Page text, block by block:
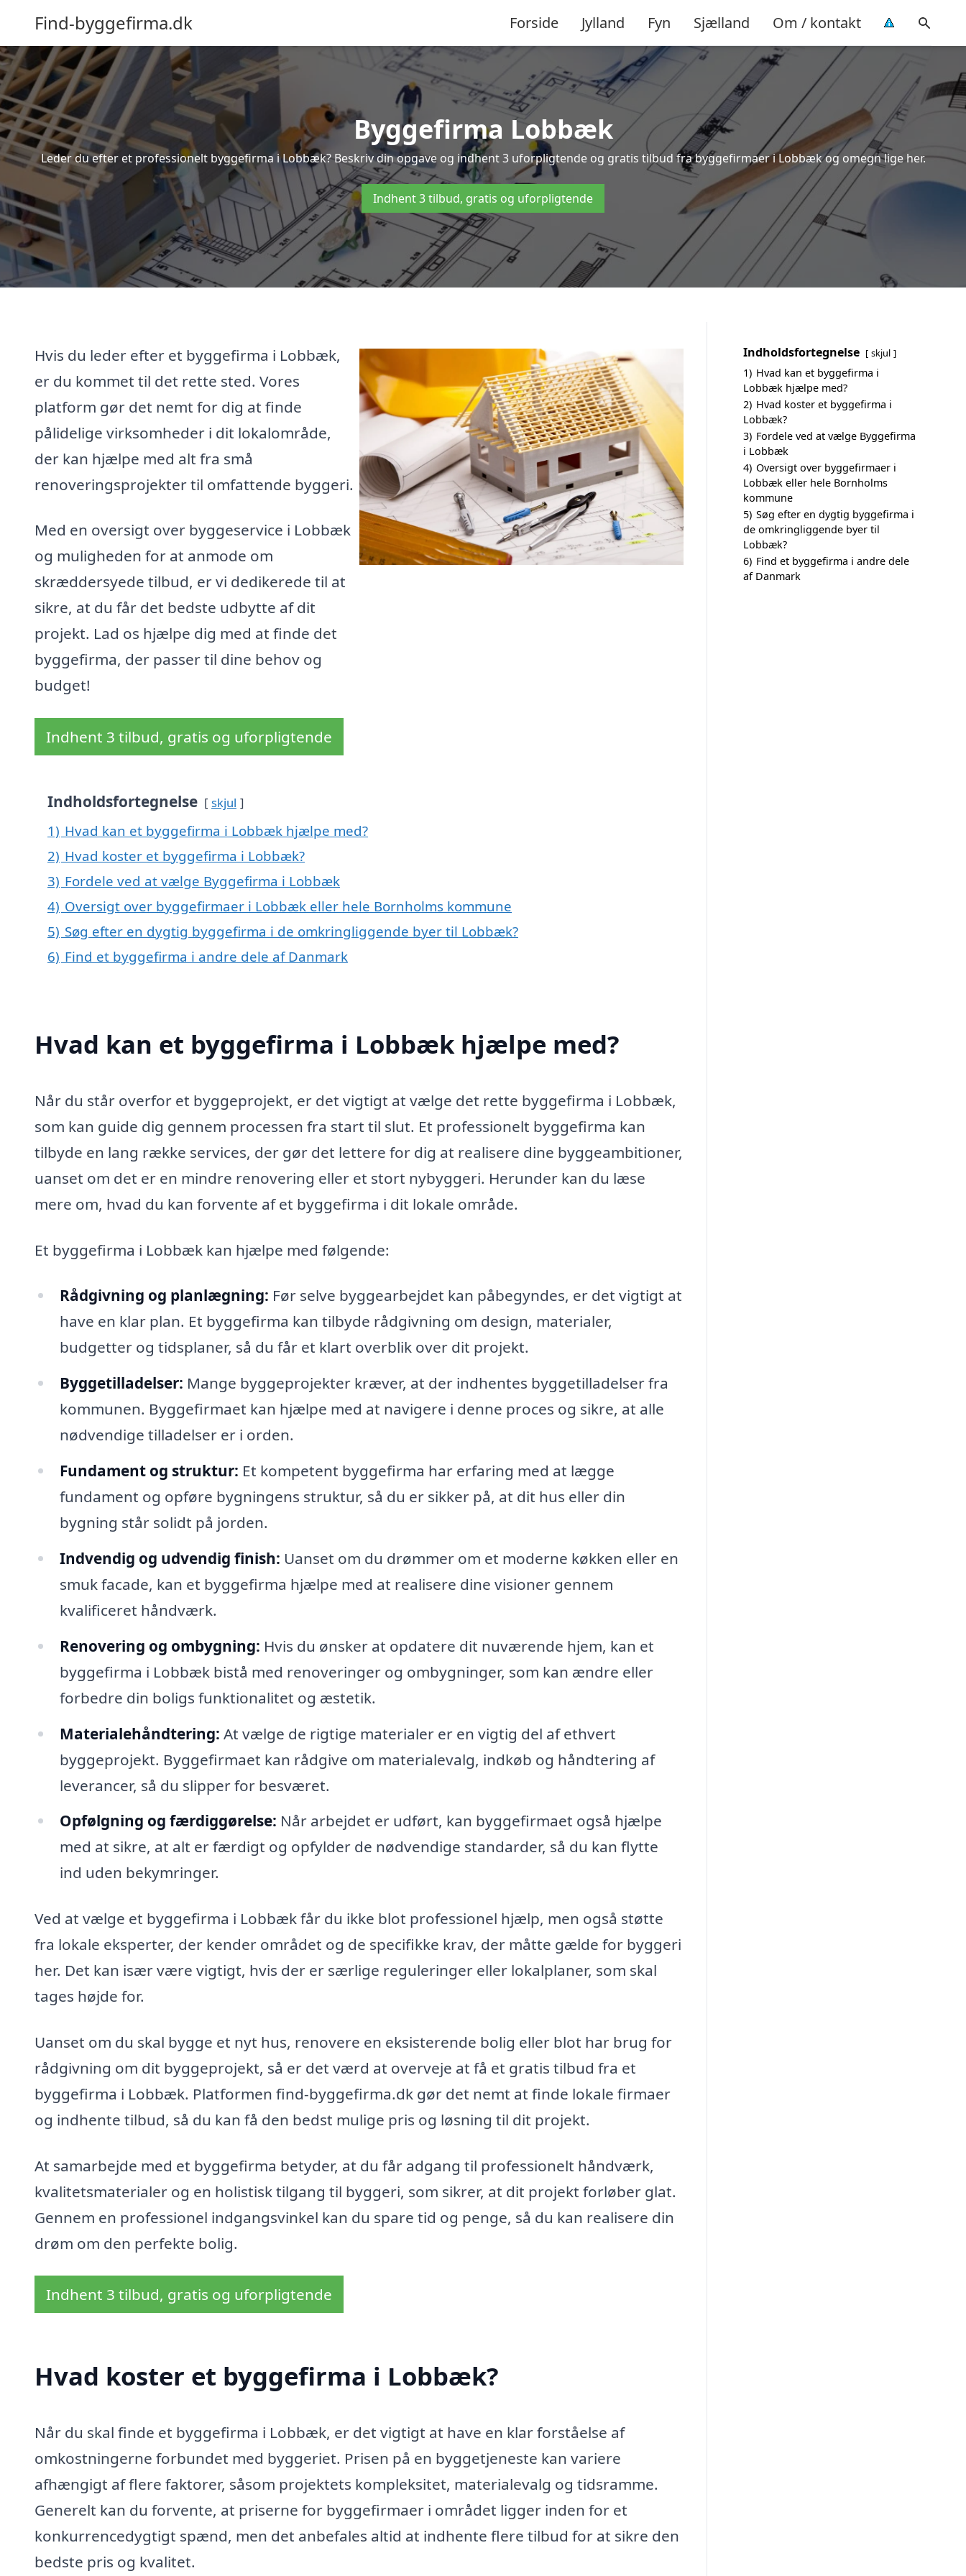
Find-byggefirma.dk Forside Jylland Fyn Sjælland Om / kontakt
Byggefirma Lobbæk
Leder du efter et professionelt byggefirma i Lobbæk? Beskriv din opgave og indhent 3 uforpligtende og gratis tilbud fra byggefirmaer i Lobbæk og omegn lige her.
Indhent 3 tilbud, gratis og uforpligtende
Hvis du leder efter et byggefirma i Lobbæk,
er du kommet til det rette sted. Vores
platform gør det nemt for dig at finde
pålidelige virksomheder i dit lokalområde,
der kan hjælpe med alt fra små
renoveringsprojekter til omfattende byggeri.
Med en oversigt over byggeservice i Lobbæk
og muligheden for at anmode om
skræddersyede tilbud, er vi dedikerede til at
sikre, at du får det bedste udbytte af dit
projekt. Lad os hjælpe dig med at finde det
byggefirma, der passer til dine behov og
budget!
Indhent 3 tilbud, gratis og uforpligtende
Indholdsfortegnelse skjul
1) Hvad kan et byggefirma i Lobbæk hjælpe med?
2) Hvad koster et byggefirma i Lobbæk?
3) Fordele ved at vælge Byggefirma i Lobbæk
4) Oversigt over byggefirmaer i Lobbæk eller hele Bornholms kommune
5) Søg efter en dygtig byggefirma i de omkringliggende byer til Lobbæk?
6) Find et byggefirma i andre dele af Danmark
Hvad kan et byggefirma i Lobbæk hjælpe med?
Når du står overfor et byggeprojekt, er det vigtigt at vælge det rette byggefirma i Lobbæk,
som kan guide dig gennem processen fra start til slut. Et professionelt byggefirma kan
tilbyde en lang række services, der gør det lettere for dig at realisere dine byggeambitioner,
uanset om det er en mindre renovering eller et stort nybyggeri. Herunder kan du læse
mere om, hvad du kan forvente af et byggefirma i dit lokale område.
Et byggefirma i Lobbæk kan hjælpe med følgende:
Rådgivning og planlægning: Før selve byggearbejdet kan påbegyndes, er det vigtigt at
have en klar plan. Et byggefirma kan tilbyde rådgivning om design, materialer,
budgetter og tidsplaner, så du får et klart overblik over dit projekt.
Byggetilladelser: Mange byggeprojekter kræver, at der indhentes byggetilladelser fra
kommunen. Byggefirmaet kan hjælpe med at navigere i denne proces og sikre, at alle
nødvendige tilladelser er i orden.
Fundament og struktur: Et kompetent byggefirma har erfaring med at lægge
fundament og opføre bygningens struktur, så du er sikker på, at dit hus eller din
bygning står solidt på jorden.
Indvendig og udvendig finish: Uanset om du drømmer om et moderne køkken eller en
smuk facade, kan et byggefirma hjælpe med at realisere dine visioner gennem
kvalificeret håndværk.
Renovering og ombygning: Hvis du ønsker at opdatere dit nuværende hjem, kan et
byggefirma i Lobbæk bistå med renoveringer og ombygninger, som kan ændre eller
forbedre din boligs funktionalitet og æstetik.
Materialehåndtering: At vælge de rigtige materialer er en vigtig del af ethvert
byggeprojekt. Byggefirmaet kan rådgive om materialevalg, indkøb og håndtering af
leverancer, så du slipper for besværet.
Opfølgning og færdiggørelse: Når arbejdet er udført, kan byggefirmaet også hjælpe
med at sikre, at alt er færdigt og opfylder de nødvendige standarder, så du kan flytte
ind uden bekymringer.
Ved at vælge et byggefirma i Lobbæk får du ikke blot professionel hjælp, men også støtte
fra lokale eksperter, der kender området og de specifikke krav, der måtte gælde for byggeri
her. Det kan især være vigtigt, hvis der er særlige reguleringer eller lokalplaner, som skal
tages højde for.
Uanset om du skal bygge et nyt hus, renovere en eksisterende bolig eller blot har brug for
rådgivning om dit byggeprojekt, så er det værd at overveje at få et gratis tilbud fra et
byggefirma i Lobbæk. Platformen find-byggefirma.dk gør det nemt at finde lokale firmaer
og indhente tilbud, så du kan få den bedst mulige pris og løsning til dit projekt.
At samarbejde med et byggefirma betyder, at du får adgang til professionelt håndværk,
kvalitetsmaterialer og en holistisk tilgang til byggeri, som sikrer, at dit projekt forløber glat.
Gennem en professionel indgangsvinkel kan du spare tid og penge, så du kan realisere din
drøm om den perfekte bolig.
Indhent 3 tilbud, gratis og uforpligtende
Hvad koster et byggefirma i Lobbæk?
Når du skal finde et byggefirma i Lobbæk, er det vigtigt at have en klar forståelse af
omkostningerne forbundet med byggeriet. Prisen på en byggetjeneste kan variere
afhængigt af flere faktorer, såsom projektets kompleksitet, materialevalg og tidsramme.
Generelt kan du forvente, at priserne for byggefirmaer i området ligger inden for et
konkurrencedygtigt spænd, men det anbefales altid at indhente flere tilbud for at sikre den
bedste pris og kvalitet.
Indholdsfortegnelse skjul
1) Hvad kan et byggefirma i
Lobbæk hjælpe med?
2) Hvad koster et byggefirma i
Lobbæk?
3) Fordele ved at vælge Byggefirma
i Lobbæk
4) Oversigt over byggefirmaer i
Lobbæk eller hele Bornholms
kommune
5) Søg efter en dygtig byggefirma i
de omkringliggende byer til
Lobbæk?
6) Find et byggefirma i andre dele
af Danmark